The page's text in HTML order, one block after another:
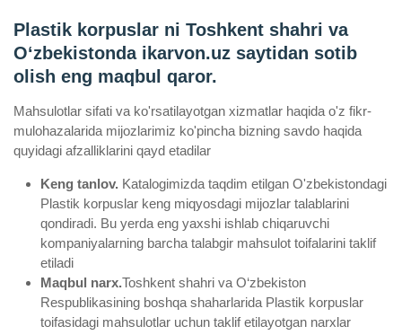
Plastik korpuslar ni Toshkent shahri va
Oʻzbekistonda ikarvon.uz saytidan sotib
olish eng maqbul qaror.
Mahsulotlar sifati va ko'rsatilayotgan xizmatlar haqida o'z fikr-
mulohazalarida mijozlarimiz ko'pincha bizning savdo haqida
quyidagi afzalliklarini qayd etadilar
Keng tanlov. Katalogimizda taqdim etilgan O'zbekistondagi
Plastik korpuslar keng miqyosdagi mijozlar talablarini
qondiradi. Bu yerda eng yaxshi ishlab chiqaruvchi
kompaniyalarning barcha talabgir mahsulot toifalarini taklif
etiladi
Maqbul narx.Toshkent shahri va O‘zbekiston
Respublikasining boshqa shaharlarida Plastik korpuslar
toifasidagi mahsulotlar uchun taklif etilayotgan narxlar